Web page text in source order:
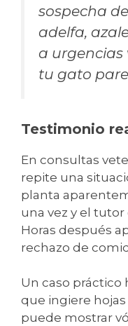
sospecha
adelfa,
a
tu gato
Testimonio
En consultas
repite una
planta
una vez y el tutor
Horas después
rechazo de
Un caso práctico
que ingiere hojas
puede mostrar